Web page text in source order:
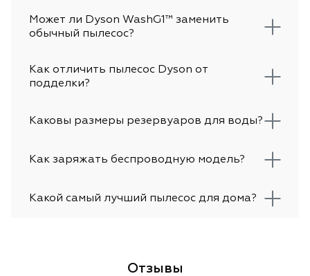
Может ли Dyson WashG1™ заменить
обычный пылесос?
Как отличить пылесос Dyson от
подделки?
Каковы размеры резервуаров для воды?
Как заряжать беспроводную модель?
Какой самый лучший пылесос для дома?
Отзывы